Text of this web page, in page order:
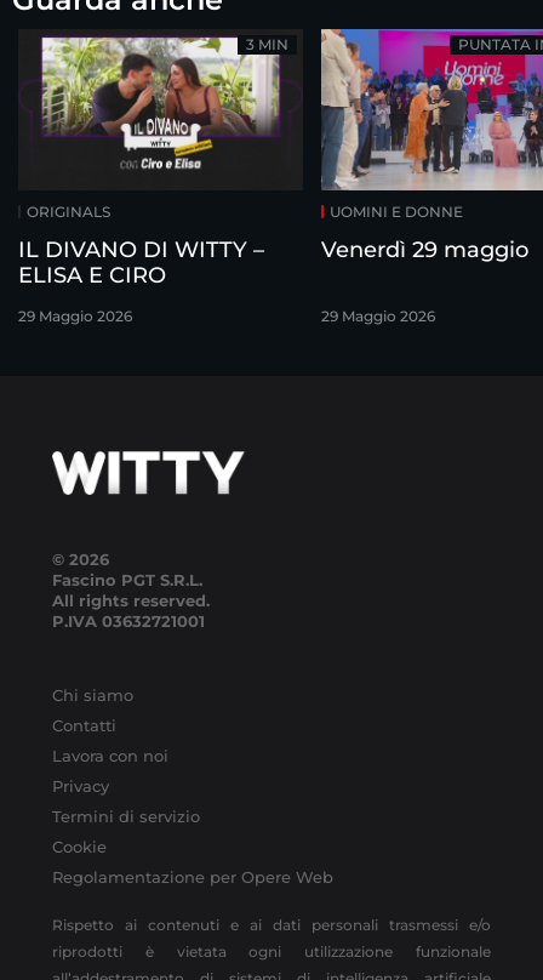
ORIGINALS
IL DIVANO DI WITTY –
ELISA E CIRO
29 Maggio 2026
3 MIN
UOMINI E DONNE
Venerdì 29 maggio
29 Maggio 2026
PUNTATA
© 2026
Fascino PGT S.R.L.
All rights reserved.
P.IVA 03632721001
Chi siamo
Contatti
Lavora con noi
Privacy
Termini di servizio
Cookie
Regolamentazione per Opere Web
Rispetto ai contenuti e ai dati personali trasmessi e/o
riprodotti è vietata ogni utilizzazione funzionale